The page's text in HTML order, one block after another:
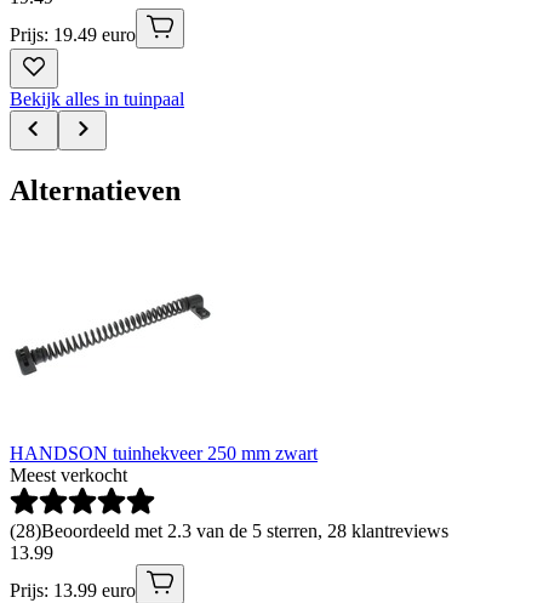
Prijs: 19.49 euro
Bekijk alles in tuinpaal
Alternatieven
HANDSON tuinhekveer 250 mm zwart
Meest verkocht
(28)Beoordeeld met 2.3 van de 5 sterren, 28 klantreviews
13.99
Prijs: 13.99 euro